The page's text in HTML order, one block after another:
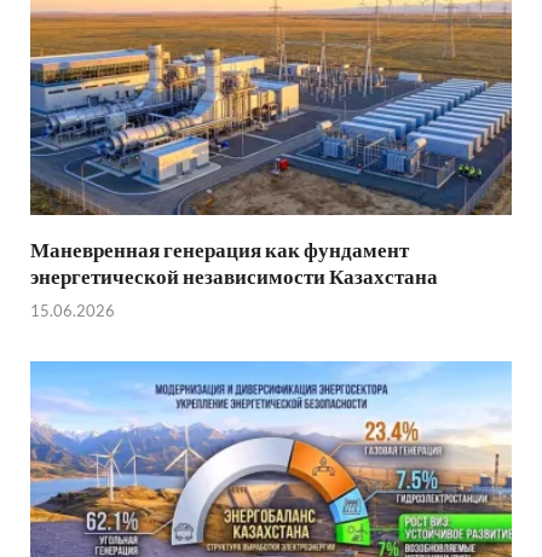
Маневренная генерация как фундамент
энергетической независимости Казахстана
15.06.2026